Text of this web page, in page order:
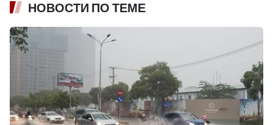
НОВОСТИ ПО ТЕМЕ